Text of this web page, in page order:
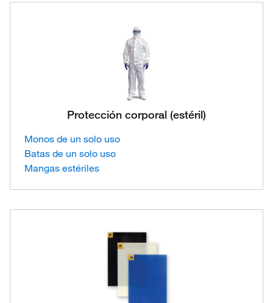
Protección corporal (estéril)
Monos de un solo uso
Batas de un solo uso
Mangas estériles